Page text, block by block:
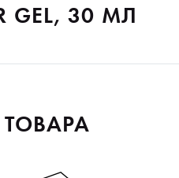
GEL, 30 МЛ